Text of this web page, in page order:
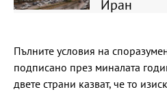
Иран
Пълните условия на
подписано през миналата
двете страни казват, че то